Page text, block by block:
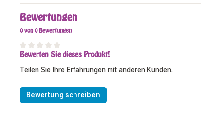
Bewertungen
0 von 0 Bewertungen
Durchschnittliche Bewertung von 0 von 5 Sternen
Bewerten Sie dieses Produkt!
Teilen Sie Ihre Erfahrungen mit anderen Kunden.
Bewertung schreiben